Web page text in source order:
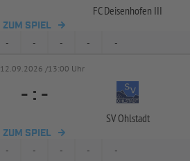
FC Deisenhofen III
ZUM SPIEL
- - - - -
12.09.2026 /13:00 Uhr
- : -
SV Ohlstadt
ZUM SPIEL
- - - - -